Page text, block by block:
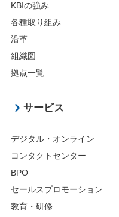
KBIの強み
各種取り組み
沿革
組織図
拠点一覧
サービス
デジタル・オンライン
コンタクトセンター
BPO
セールスプロモーション
教育・研修